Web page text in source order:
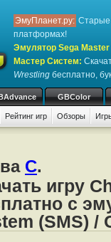
ЭмуПланет.ру: Старые
платформах!
Эмулятор Sega Master
Мастер Систем:
Wrestling бесплатно,
GBColor
Рейтинг игр Обзоры
C.
игру
с
(SMS) /